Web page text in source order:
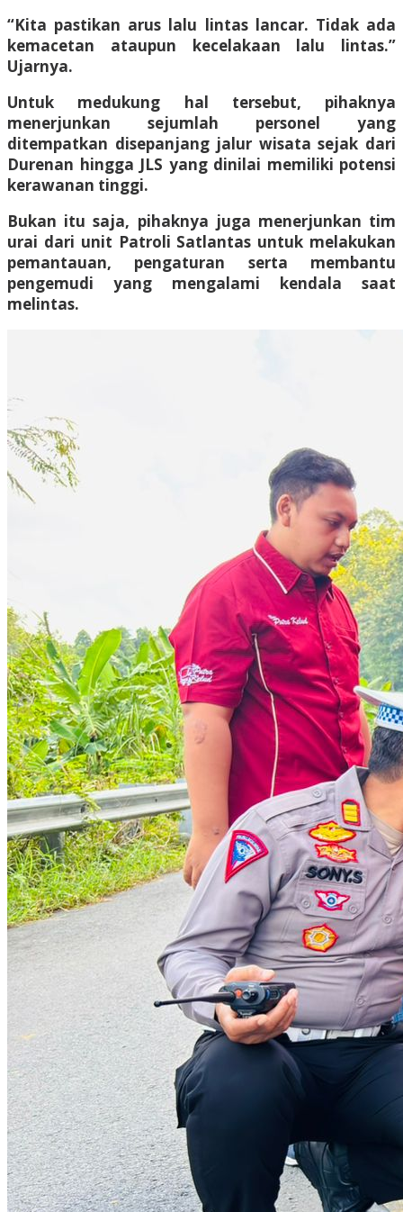
“Kita pastikan arus lalu lintas lancar. Tidak ada
kemacetan ataupun kecelakaan lalu lintas.”
Ujarnya.
Untuk medukung hal tersebut, pihaknya
menerjunkan sejumlah personel yang
ditempatkan disepanjang jalur wisata sejak dari
Durenan hingga JLS yang dinilai memiliki potensi
kerawanan tinggi.
Bukan itu saja, pihaknya juga menerjunkan tim
urai dari unit Patroli Satlantas untuk melakukan
pemantauan, pengaturan serta membantu
pengemudi yang mengalami kendala saat
melintas.